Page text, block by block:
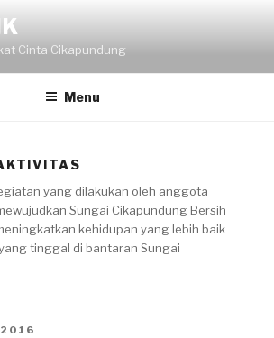
Cinta Cikapundung
Menu
yang dilakukan oleh anggota
Sungai Cikapundung Bersih
kehidupan yang lebih baik
tinggal di bantaran Sungai